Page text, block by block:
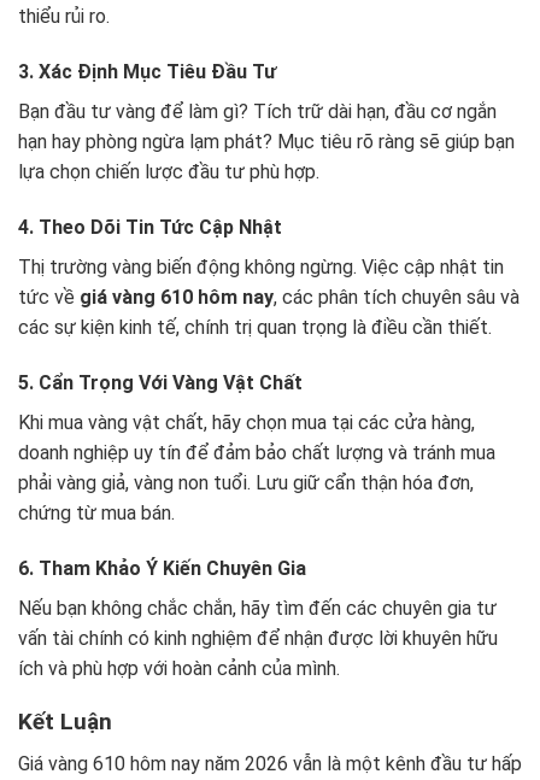
thiểu rủi ro.
3. Xác Định Mục Tiêu Đầu Tư
Bạn đầu tư vàng để làm gì? Tích trữ dài hạn, đầu cơ ngắn
hạn hay phòng ngừa lạm phát? Mục tiêu rõ ràng sẽ giúp bạn
lựa chọn chiến lược đầu tư phù hợp.
4. Theo Dõi Tin Tức Cập Nhật
Thị trường vàng biến động không ngừng. Việc cập nhật tin
tức về giá vàng 610 hôm nay, các phân tích chuyên sâu và
các sự kiện kinh tế, chính trị quan trọng là điều cần thiết.
5. Cẩn Trọng Với Vàng Vật Chất
Khi mua vàng vật chất, hãy chọn mua tại các cửa hàng,
doanh nghiệp uy tín để đảm bảo chất lượng và tránh mua
phải vàng giả, vàng non tuổi. Lưu giữ cẩn thận hóa đơn,
chứng từ mua bán.
6. Tham Khảo Ý Kiến Chuyên Gia
Nếu bạn không chắc chắn, hãy tìm đến các chuyên gia tư
vấn tài chính có kinh nghiệm để nhận được lời khuyên hữu
ích và phù hợp với hoàn cảnh của mình.
Kết Luận
Giá vàng 610 hôm nay năm 2026 vẫn là một kênh đầu tư hấp